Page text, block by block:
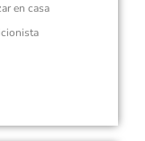
en casa